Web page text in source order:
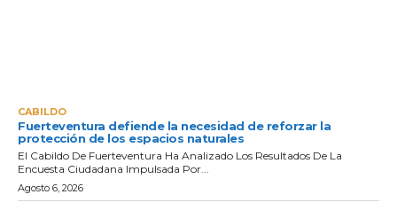
CABILDO
Fuerteventura defiende la necesidad de reforzar la
protección de los espacios naturales
El Cabildo De Fuerteventura Ha Analizado Los Resultados De La
Encuesta Ciudadana Impulsada Por...
Agosto 6, 2026